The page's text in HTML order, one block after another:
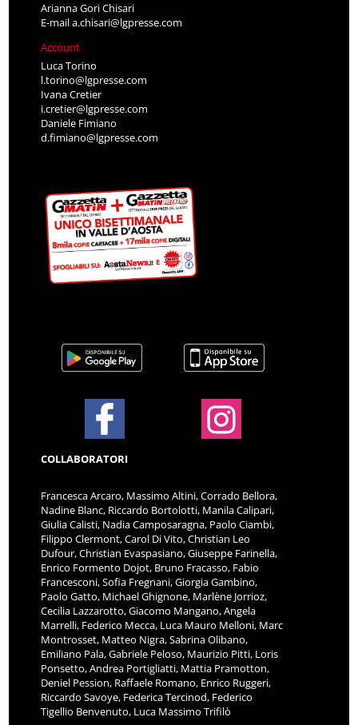
Arianna Gori Chisari
E-maila.chisari@lgpresse.com
Account
Luca Torino
l.torino@lgpresse.com
Ivana Cretier
i.cretier@lgpresse.com
Daniele Fimiano
d.fimiano@lgpresse.com
COLLABORATORI
Francesca Arcaro, Massimo Altini, Corrado Bellora,
Nadine Blanc, Riccardo Bortolotti, Manila Calipari,
Giulia Calisti, Nadia Camposaragna, Paolo Ciambi,
Filippo Clermont, Carol Di Vito, Christian Leo
Dufour, Christian Evaspasiano, Giuseppe Farinella,
Enrico Formento Dojot, Bruno Fracasso, Fabio
Francesconi, Sofia Fregnani, Giorgia Gambino,
Paolo Gatto, Michael Ghignone, Marlène Jorrioz,
Cecilia Lazzarotto, Giacomo Mangano, Angela
Marrelli, Federico Mecca, Luca Mauro Melloni, Marc
Montrosset, Matteo Nigra, Sabrina Olibano,
Emiliano Pala, Gabriele Peloso, Maurizio Pitti, Loris
Ponsetto, Andrea Portigliatti, Mattia Pramotton,
Deniel Pession, Raffaele Romano, Enrico Ruggeri,
Riccardo Savoye, Federica Tercinod, Federico
Tigellio Benvenuto, Luca Massimo Trifilò